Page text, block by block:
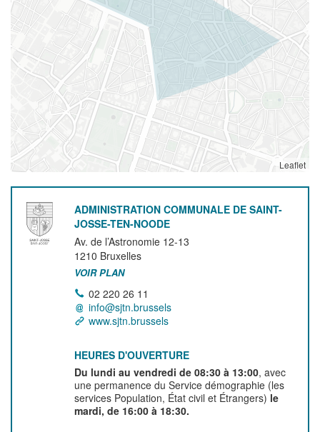
Leaflet
ADMINISTRATION COMMUNALE DE SAINT-
JOSSE-TEN-NOODE
Av. de l’Astronomie 12-13
1210 Bruxelles
VOIR PLAN
02 220 26 11
info@sjtn.brussels
www.sjtn.brussels
HEURES D'OUVERTURE
Du lundi au vendredi de 08:30 à 13:00, avec
une permanence du Service démographie (les
services Population, État civil et Étrangers) le
mardi, de 16:00 à 18:30.